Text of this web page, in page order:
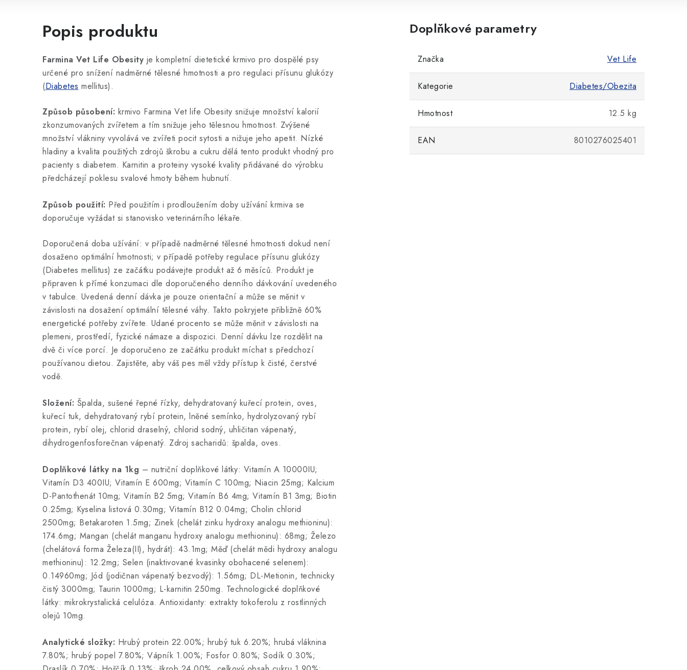
Popis produktu
Farmina Vet Life Obesity je kompletní dietetické krmivo pro dospělé psy
určené pro snížení nadměrné tělesné hmotnosti a pro regulaci přísunu glukózy
(Diabetes mellitus).
Způsob působení: krmivo Farmina Vet life Obesity snižuje množství kalorií
zkonzumovaných zvířetem a tím snižuje jeho tělesnou hmotnost. Zvýšené
množství vlákniny vyvolává ve zvířeti pocit sytosti a nižuje jeho apetit. Nízké
hladiny a kvalita použitých zdrojů škrobu a cukru dělá tento produkt vhodný pro
pacienty s diabetem. Karnitin a proteiny vysoké kvality přidávané do výrobku
předcházejí poklesu svalové hmoty během hubnutí.
Způsob použití: Před použitím i prodloužením doby užívání krmiva se
doporučuje vyžádat si stanovisko veterinárního lékaře.
Doporučená doba užívání: v případě nadměrné tělesné hmotnosti dokud není
dosaženo optimální hmotnosti; v případě potřeby regulace přísunu glukózy
(Diabetes mellitus) ze začátku podávejte produkt až 6 měsíců. Produkt je
připraven k přímé konzumaci dle doporučeného denního dávkování uvedeného
v tabulce. Uvedená denní dávka je pouze orientační a může se měnit v
závislosti na dosažení optimální tělesné váhy. Takto pokryjete přibližně 60%
energetické potřeby zvířete. Udané procento se může měnit v závislosti na
plemeni, prostředí, fyzické námaze a dispozici. Denní dávku lze rozdělit na
dvě či více porcí. Je doporučeno ze začátku produkt míchat s předchozí
používanou dietou. Zajistěte, aby váš pes měl vždy přístup k čisté, čerstvé
vodě.
Složení: Špalda, sušené řepné řízky, dehydratovaný kuřecí protein, oves,
kuřecí tuk, dehydratovaný rybí protein, lněné semínko, hydrolyzovaný rybí
protein, rybí olej, chlorid draselný, chlorid sodný, uhličitan vápenatý,
dihydrogenfosforečnan vápenatý. Zdroj sacharidů: špalda, oves.
Doplňkové látky na 1kg – nutriční doplňkové látky: Vitamín A 10000IU;
Vitamín D3 400IU; Vitamín E 600mg; Vitamín C 100mg; Niacin 25mg; Kalcium
D-Pantothenát 10mg; Vitamín B2 5mg; Vitamín B6 4mg; Vitamín B1 3mg; Biotin
0.25mg; Kyselina listová 0.30mg; Vitamín B12 0.04mg; Cholin chlorid
2500mg; Betakaroten 1.5mg; Zinek (chelát zinku hydroxy analogu methioninu):
174.6mg; Mangan (chelát manganu hydroxy analogu methioninu): 68mg; Železo
(chelátová forma Železa(II), hydrát): 43.1mg; Měď (chelát mědi hydroxy analogu
methioninu): 12.2mg; Selen (inaktivované kvasinky obohacené selenem):
0.14960mg; Jód (jodičnan vápenatý bezvodý): 1.56mg; DL-Metionin, technicky
čistý 3000mg; Taurin 1000mg; L-karnitin 250mg. Technologické doplňkové
látky: mikrokrystalická celulóza. Antioxidanty: extrakty tokoferolu z rostlinných
olejů 10mg.
Analytické složky: Hrubý protein 22.00%; hrubý tuk 6.20%; hrubá vláknina
7.80%; hrubý popel 7.80%; Vápník 1.00%; Fosfor 0.80%; Sodík 0.30%;
Doplňkové parametry
Značka Vet Life
Kategorie Diabetes/Obezita
Hmotnost 12.5 kg
EAN 8010276025401